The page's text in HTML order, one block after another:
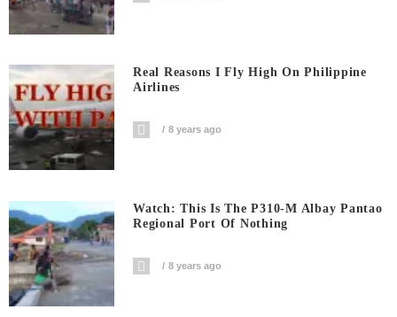
Real Reasons I Fly High On Philippine
Airlines
8 years ago
Watch: This Is The P310-M Albay Pantao
Regional Port Of Nothing
8 years ago